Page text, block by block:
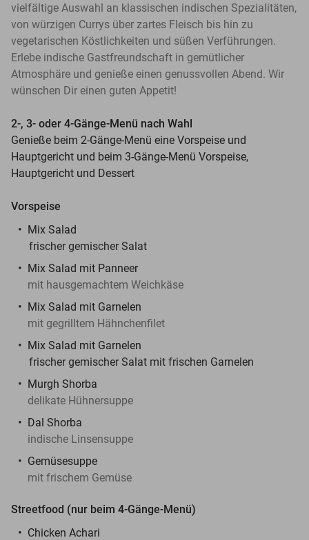
vielfältige Auswahl an klassischen indischen Spezialitäten,
von würzigen Currys über zartes Fleisch bis hin zu
vegetarischen Köstlichkeiten und süßen Verführungen.
Erlebe indische Gastfreundschaft in gemütlicher
Atmosphäre und genieße einen genussvollen Abend. Wir
wünschen Dir einen guten Appetit!
2-, 3- oder 4-Gänge-Menü nach Wahl
Genieße beim 2-Gänge-Menü eine Vorspeise und
Hauptgericht und beim 3-Gänge-Menü Vorspeise,
Hauptgericht und Dessert
Vorspeise
Mix Salad
frischer gemischer Salat
Mix Salad mit Panneer
mit hausgemachtem Weichkäse
Mix Salad mit Garnelen
mit gegrilltem Hähnchenfilet
Mix Salad mit Garnelen
frischer gemischer Salat mit frischen Garnelen
Murgh Shorba
delikate Hühnersuppe
Dal Shorba
indische Linsensuppe
Gemüsesuppe
mit frischem Gemüse
Streetfood (nur beim 4-Gänge-Menü)
Chicken Achari